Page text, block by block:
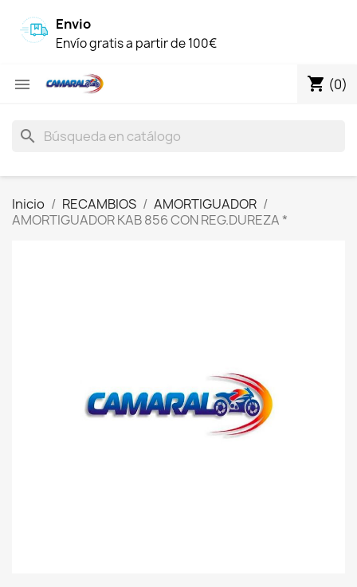
Envio
Envío gratis a partir de 100€
 shopping_cart (0)
search
Inicio RECAMBIOS
AMORTIGUADOR
AMORTIGUADOR KAB 856 CON REG.DUREZA *